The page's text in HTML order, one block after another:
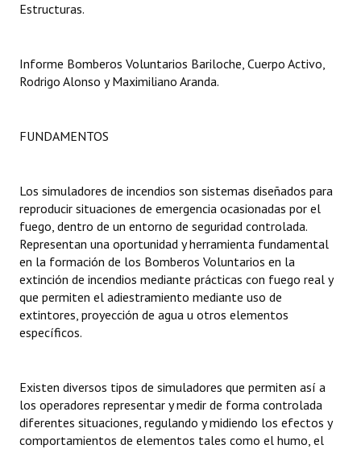
Proyectos Presentados
Actas de Sesión
NORMATIVA
Comunicaciones
Declaraciones
Resoluciones
INSTITUCIONAL
Antiguos Pobladores
Estructuras.
Informe Bomberos Voluntarios Bariloche, Cuerpo Activo,
Rodrigo Alonso y Maximiliano Aranda.
FUNDAMENTOS
Los simuladores de incendios son sistemas diseñados para
reproducir situaciones de emergencia ocasionadas por el
fuego, dentro de un entorno de seguridad controlada.
Representan una oportunidad y herramienta fundamental
en la formación de los Bomberos Voluntarios en la
extinción de incendios mediante prácticas con fuego real y
que permiten el adiestramiento mediante uso de
extintores, proyección de agua u otros elementos
específicos.
Existen diversos tipos de simuladores que permiten así a
los operadores representar y medir de forma controlada
diferentes situaciones, regulando y midiendo los efectos y
comportamientos de elementos tales como el humo, el